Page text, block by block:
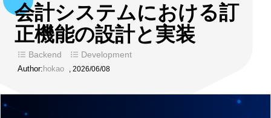
会計システムにおける訂
正機能の設計と実装
Backend Development
Author: hokao , 2026/06/08